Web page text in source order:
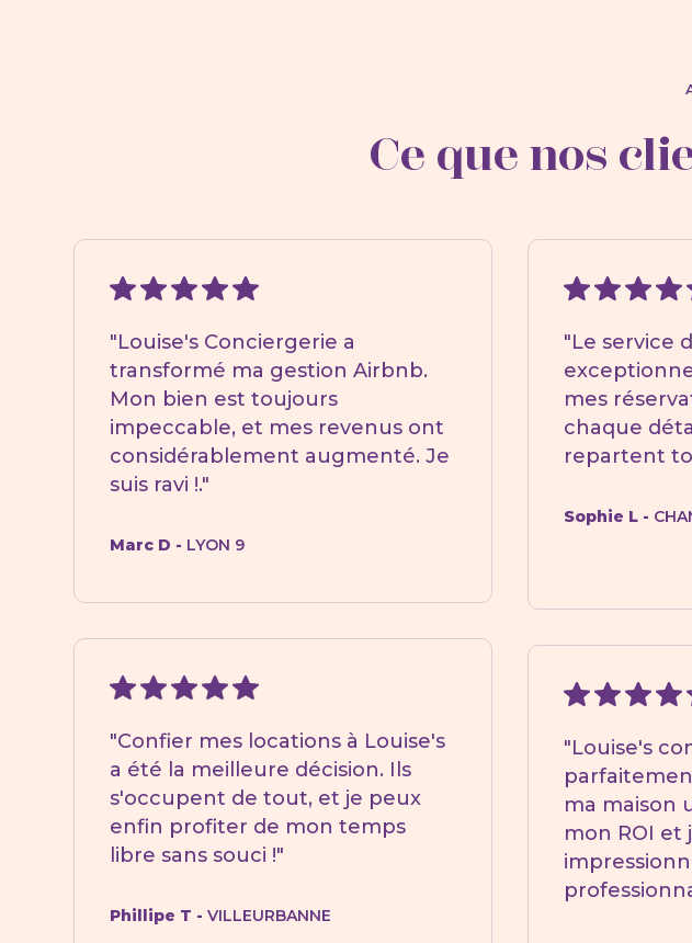
Ce que nos
"Louise's Conciergerie a
transformé ma gestion Airbnb.
Mon bien est toujours
impeccable, et mes revenus ont
considérablement augmenté. Je
suis ravi !."
Marc D - LYON 9
"Confier mes locations à Louise's
a été la meilleure décision. Ils
s'occupent de tout, et je peux
enfin profiter de mon temps
libre sans souci !"
Phillipe T -VILLEURBANNE
"Le service
mes
chaque
repartent
Sophie L -
"Louise's
ma maison
mon ROI et